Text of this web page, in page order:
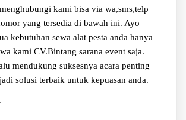
kami bisa via wa,sms,telp
yang tersedia di bawah ini. Ayo
kebutuhan sewa alat pesta anda hanya
kami CV.Bintang sarana event saja.
mendukung suksesnya acara penting
solusi terbaik untuk kepuasan anda.